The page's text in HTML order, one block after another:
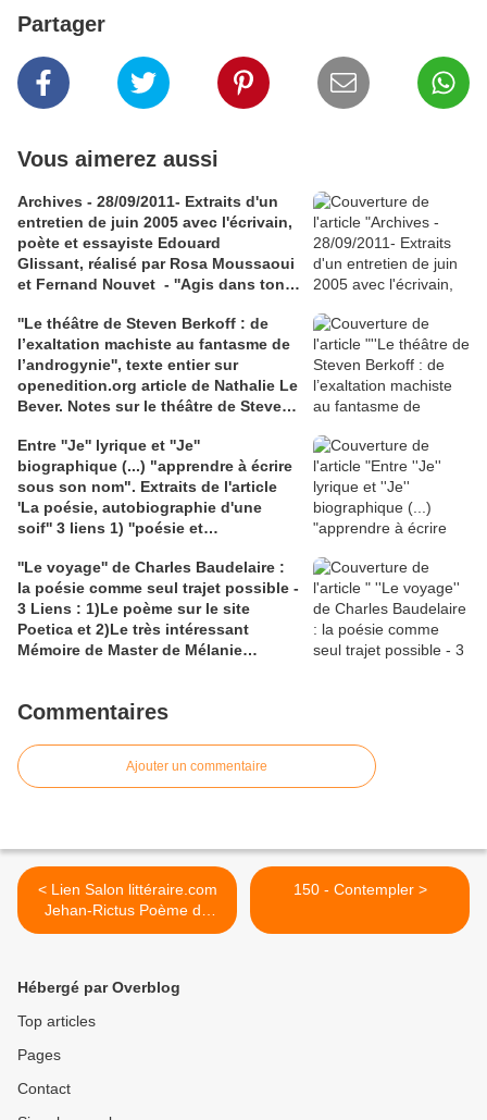
Partager
Vous aimerez aussi
Archives - 28/09/2011- Extraits d'un
entretien de juin 2005 avec l'écrivain,
poète et essayiste Edouard
Glissant, réalisé par Rosa Moussaoui
et Fernand Nouvet - ''Agis dans ton
pensée du rhizome, chez Édouard
Glissant - "Mondialité" contre
"mondialisation"
''Le théâtre de Steven Berkoff : de
l’exaltation machiste au fantasme de
l’androgynie'', texte entier sur
openedition.org article de Nathalie Le
Bever. Notes sur le théâtre de Steven
Bever : ''orgie, orgasme et politique''.
Lien academia.edu : texte de
Dominique Massonnaud repris sur
'Fabula' : Une dramaturgie
catastrophiste, textes réunis par
Entre ''Je'' lyrique et ''Je''
biographique (...) "apprendre à écrire
sous son nom". Extraits de l'article
'La poésie, autobiographie d'une
soif'' 3 liens 1) ''poésie et
maulpoix.net; 2) le site de
J.M.Maulpoix; 3) claireantoine.com
pour des extraits de Martine Broda "
L'amour du nom''
''Le voyage'' de Charles Baudelaire :
la poésie comme seul trajet possible -
3 Liens : 1)Le poème sur le site
Poetica et 2)Le très intéressant
Mémoire de Master de Mélanie
Enfers trouvée sur bing
Commentaires
Ajouter un commentaire
< Lien Salon littéraire.com
Jehan-Rictus Poème de
1894-1895 Merd' ! V'là
soliloque du pauvre
150 - Contempler >
Hébergé par Overblog
Top articles
Pages
Contact